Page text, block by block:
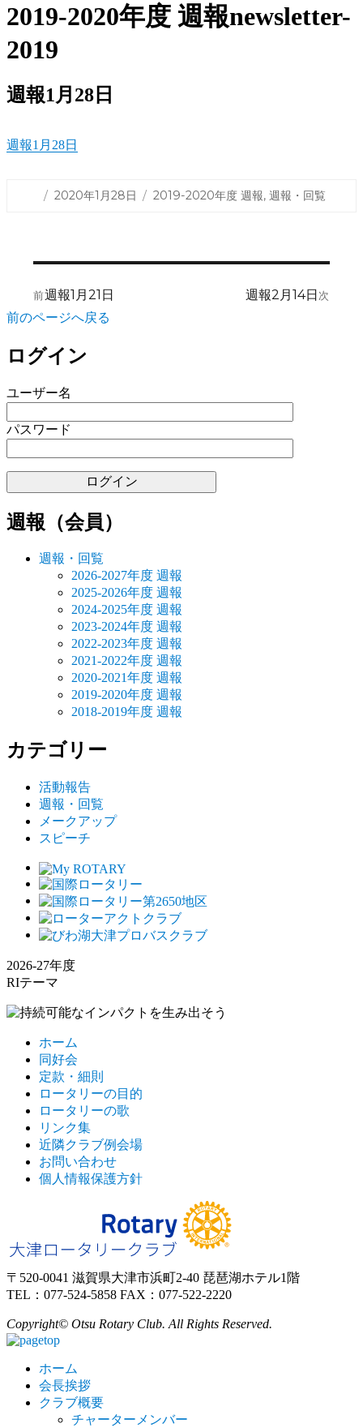
2019-2020年度 週報newsletter-
2019
週報1月28日
週報1月28日
投
2020年1月28日
カ
ー
2019-2020年度 週報, 週報・回覧
稿
ナ
ビ
ー
シ
ョ
前前
稿:
週報1月21日 次
週報2月14日
前のページへ戻る
ログイン
ユーザー名
パスワード
週報（会員）
週報・回覧
2026-2027年度 週報
2025-2026年度 週報
2024-2025年度 週報
2023-2024年度 週報
2022-2023年度 週報
2021-2022年度 週報
2020-2021年度 週報
2019-2020年度 週報
2018-2019年度 週報
カテゴリー
活動報告
週報・回覧
メークアップ
スピーチ
2026-27年度
RIテーマ
ホーム
同好会
定款・細則
ロータリーの目的
ロータリーの歌
リンク集
近隣クラブ例会場
お問い合わせ
個人情報保護方針
〒520-0041 滋賀県大津市浜町2-40 琵琶湖ホテル1階
TEL：077-524-5858 FAX：077-522-2220
Copyright© Otsu Rotary Club. All Rights Reserved.
ホーム
会長挨拶
クラブ概要
チャーターメンバー